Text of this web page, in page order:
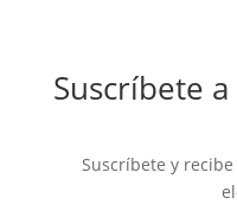
Suscríbete
Suscríbete y